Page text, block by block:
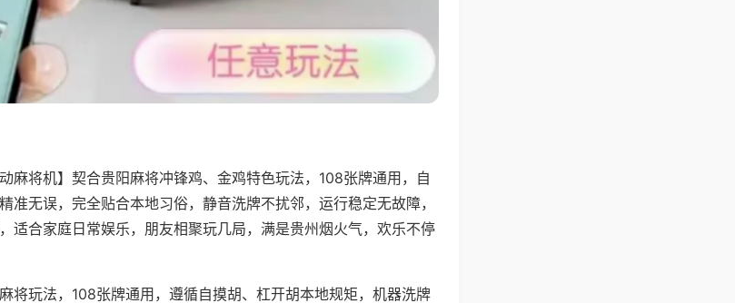
麻将机】契合贵阳麻将冲锋鸡、金鸡特色玩法，108张牌通用，自
准无误，完全贴合本地习俗，静音洗牌不扰邻，运行稳定无故障，
适合家庭日常娱乐，朋友相聚玩几局，满是贵州烟火气，欢乐不停
将玩法，108张牌通用，遵循自摸胡、杠开胡本地规矩，机器洗牌